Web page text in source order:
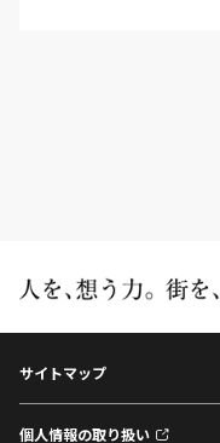
サイトマップ
個人情報の取り扱い